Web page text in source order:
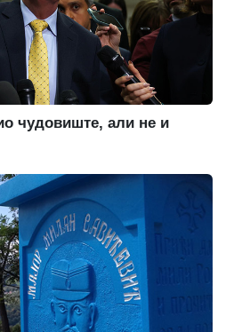
чудовиште, али не и